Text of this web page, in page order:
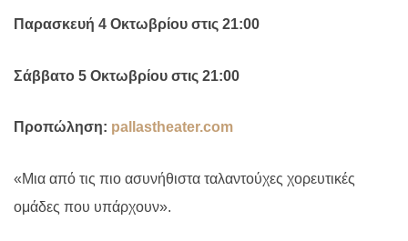
Παρασκευή 4 Οκτωβρίου στις 21:00
Σάββατο 5 Οκτωβρίου στις 21:00
Προπώληση: pallastheater.com
«Μια από τις πιο ασυνήθιστα ταλαντούχες χορευτικές
ομάδες που υπάρχουν».